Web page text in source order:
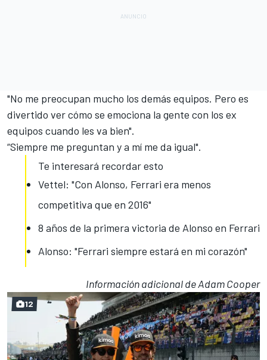
"No me preocupan mucho los demás equipos. Pero es
divertido ver cómo se emociona la gente con los ex
equipos cuando les va bien".
“Siempre me preguntan y a mí me da igual".
Te interesará recordar esto
Vettel: "Con Alonso, Ferrari era menos
competitiva que en 2016"
8 años de la primera victoria de Alonso en Ferrari
Alonso: "Ferrari siempre estará en mi corazón"
Información adicional de Adam Cooper
12